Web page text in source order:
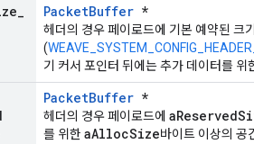
PacketBuffer *
헤더의 경우 페이로드에 기본 예약된 크기
(
기 커서 포인터 뒤에는 추가 데이터를 위
PacketBuffer *
헤더의 경우 페이로드에
를 위한 aAllocSize바이트 이상의 공